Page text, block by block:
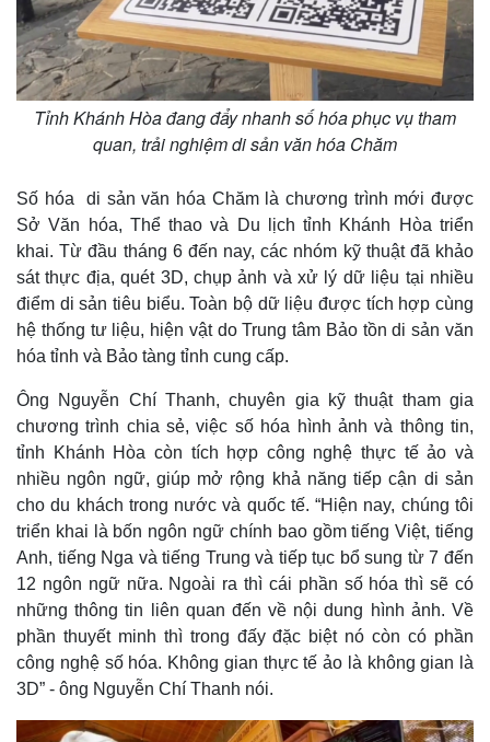
Tỉnh Khánh Hòa đang đẩy nhanh số hóa phục vụ tham
quan, trải nghiệm di sản văn hóa Chăm
Số hóa di sản văn hóa Chăm là chương trình mới được
Sở Văn hóa, Thể thao và Du lịch tỉnh Khánh Hòa triển
khai. Từ đầu tháng 6 đến nay, các nhóm kỹ thuật đã khảo
sát thực địa, quét 3D, chụp ảnh và xử lý dữ liệu tại nhiều
điểm di sản tiêu biểu. Toàn bộ dữ liệu được tích hợp cùng
hệ thống tư liệu, hiện vật do Trung tâm Bảo tồn di sản văn
hóa tỉnh và Bảo tàng tỉnh cung cấp.
Ông Nguyễn Chí Thanh, chuyên gia kỹ thuật tham gia
chương trình chia sẻ, việc số hóa hình ảnh và thông tin,
tỉnh Khánh Hòa còn tích hợp công nghệ thực tế ảo và
nhiều ngôn ngữ, giúp mở rộng khả năng tiếp cận di sản
cho du khách trong nước và quốc tế. “Hiện nay, chúng tôi
triển khai là bốn ngôn ngữ chính bao gồm tiếng Việt, tiếng
Anh, tiếng Nga và tiếng Trung và tiếp tục bổ sung từ 7 đến
12 ngôn ngữ nữa. Ngoài ra thì cái phần số hóa thì sẽ có
những thông tin liên quan đến về nội dung hình ảnh. Về
phần thuyết minh thì trong đấy đặc biệt nó còn có phần
công nghệ số hóa. Không gian thực tế ảo là không gian là
3D” - ông Nguyễn Chí Thanh nói.